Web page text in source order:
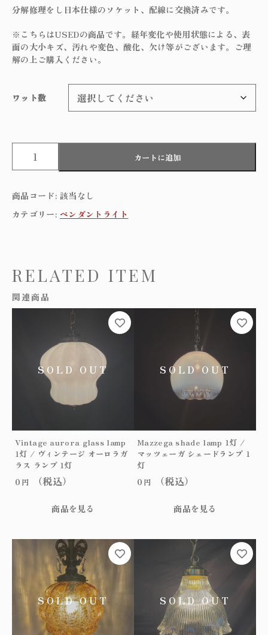
分解修理をし日本仕様のソケット、配線に交換済みです。
※こちらはUSEDの商品です。経年変化や使用状態による、表
面の大小キズ、汚れや変色、酸化、欠け等がございます。ご理
解の上ご購入ください。
ワット数
b
r
g
s
a
d
ン
バ
ー
ラ
ー
プ
カートに追加
商品コード: 該当なし
カテゴリー: ペンダントライト
RELATED ITEM
関連商品
Vintage aurora glass lamp
1灯 / ヴィンテージ オーロラガ
ラス ランプ 1灯
0 円 （税込）
商品を見る
Mazzega shade lamp 1灯 /
マッツェーガ シェードランプ 1
灯
0 円 （税込）
商品を見る